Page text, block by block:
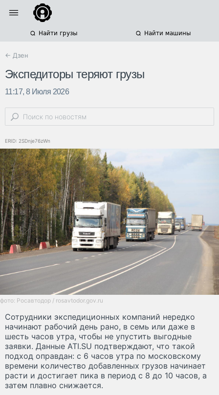
Найти грузы Найти машины
← Дзен
Экспедиторы теряют грузы
11:17, 8 Июля 2026
ERID: 2SDnje76zWn
фото: Росавтодор / rosavtodor.gov.ru
Сотрудники экспедиционных компаний нередко
начинают рабочий день рано, в семь или даже в
шесть часов утра, чтобы не упустить выгодные
заявки. Данные ATI.SU подтверждают, что такой
подход оправдан: с 6 часов утра по московскому
времени количество добавленных грузов начинает
расти и достигает пика в период с 8 до 10 часов, а
затем плавно снижается.